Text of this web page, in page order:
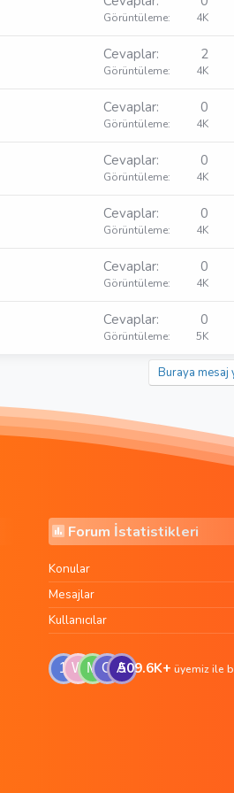
Görüntüleme 4K
Cevaplar 2
Görüntüleme 4K
Cevaplar 0
Görüntüleme 4K
Cevaplar 0
Görüntüleme 4K
Cevaplar 0
Görüntüleme 4K
Cevaplar 0
Görüntüleme 4K
Cevaplar 0
Görüntüleme 5K
Buraya mesaj
Forum İstatistikleri
Konular
Mesajlar
Kullanıcılar
1 W M G A
509.6K+ üyemiz ile